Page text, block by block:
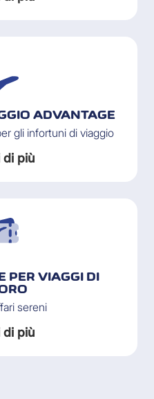
ADVANTAGE
gli infortuni di viaggio
di più
PER VIAGGI DI
sereni
di più